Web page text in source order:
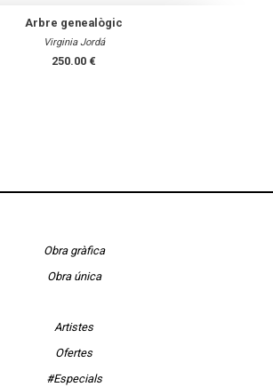
Arbre genealògic
Virginia Jordá
250.00 €
Obra gràfica
Obra única
Artistes
Ofertes
#Especials